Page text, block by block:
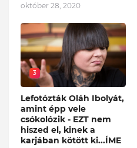
október 28, 2020
3
Lefotózták Oláh Ibolyát,
amint épp vele
csókolózik - EZT nem
hiszed el, kinek a
karjában kötött ki...ÍME